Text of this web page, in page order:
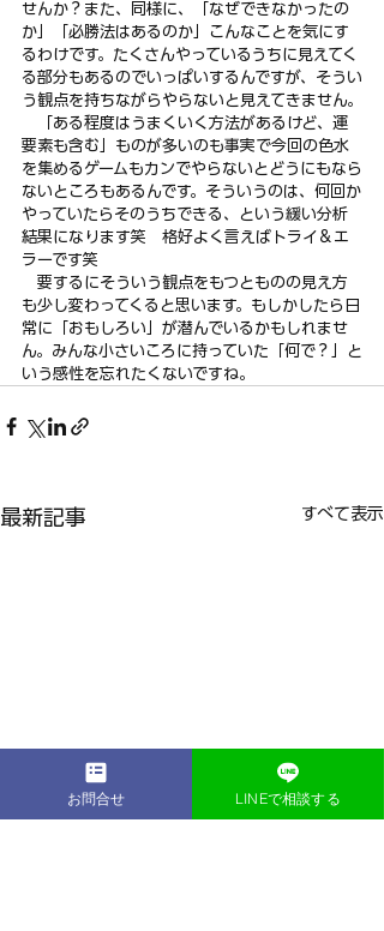
せんか？また、同様に、「なぜできなかったの
か」「必勝法はあるのか」こんなことを気にす
るわけです。たくさんやっているうちに見えてく
る部分もあるのでいっぱいするんですが、そうい
う観点を持ちながらやらないと見えてきません。
「ある程度はうまくいく方法があるけど、運
要素も含む」ものが多いのも事実で今回の色水
を集めるゲームもカンでやらないとどうにもなら
ないところもあるんです。そういうのは、何回か
やっていたらそのうちできる、という緩い分析
結果になります笑　格好よく言えばトライ＆エ
ラーです笑
要するにそういう観点をもつとものの見え方
も少し変わってくると思います。もしかしたら日
常に「おもしろい」が潜んでいるかもしれませ
ん。みんな小さいころに持っていた「何で？」と
いう感性を忘れたくないですね。
最新記事 すべて表示
お問合せ LINEで相談する